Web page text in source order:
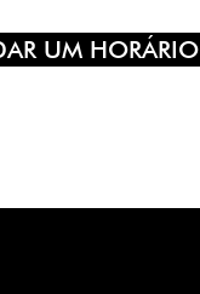
UM HORÁRIO